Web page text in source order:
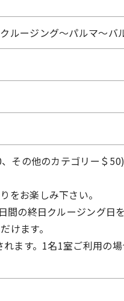
ルージング～パルマ～バ
その他のカテゴリー＄
お楽しみ下さい。
の終日クルージング日
けます。
ます。1名1室ご利用の